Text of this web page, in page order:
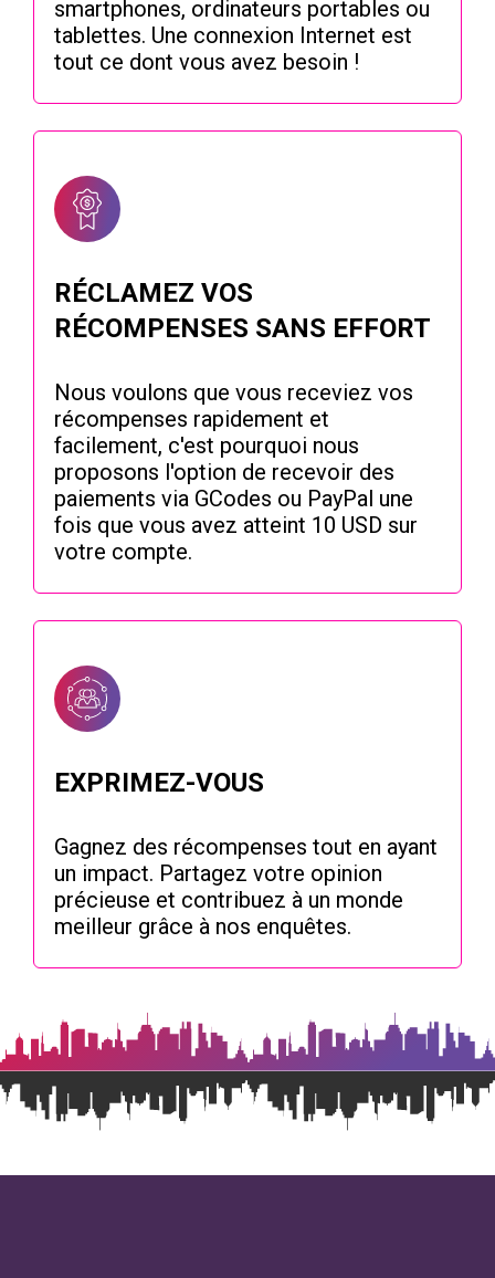
smartphones, ordinateurs portables ou
tablettes. Une connexion Internet est
tout ce dont vous avez besoin !
RÉCLAMEZ VOS
RÉCOMPENSES SANS EFFORT
Nous voulons que vous receviez vos
récompenses rapidement et
facilement, c'est pourquoi nous
proposons l'option de recevoir des
paiements via GCodes ou PayPal une
fois que vous avez atteint 10 USD sur
votre compte.
EXPRIMEZ-VOUS
Gagnez des récompenses tout en ayant
un impact. Partagez votre opinion
précieuse et contribuez à un monde
meilleur grâce à nos enquêtes.